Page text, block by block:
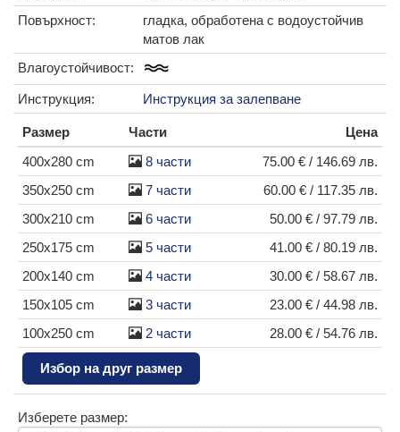
Повърхност:
гладка, обработена с водоустойчив
матов лак
Влагоустойчивост:
Инструкция: Инструкция за залепване
Размер Части
Цена
400x280 cm
8 части
75.00 € / 146.69 лв.
350x250 cm
7 части
60.00 € / 117.35 лв.
300x210 cm
6 части
50.00 € / 97.79 лв.
250x175 cm
5 части
41.00 € / 80.19 лв.
200x140 cm
4 части
30.00 € / 58.67 лв.
150x105 cm
3 части
23.00 € / 44.98 лв.
100x250 cm
2 части 28.00 € / 54.76 лв.
Избор на друг размер
Изберете размер: